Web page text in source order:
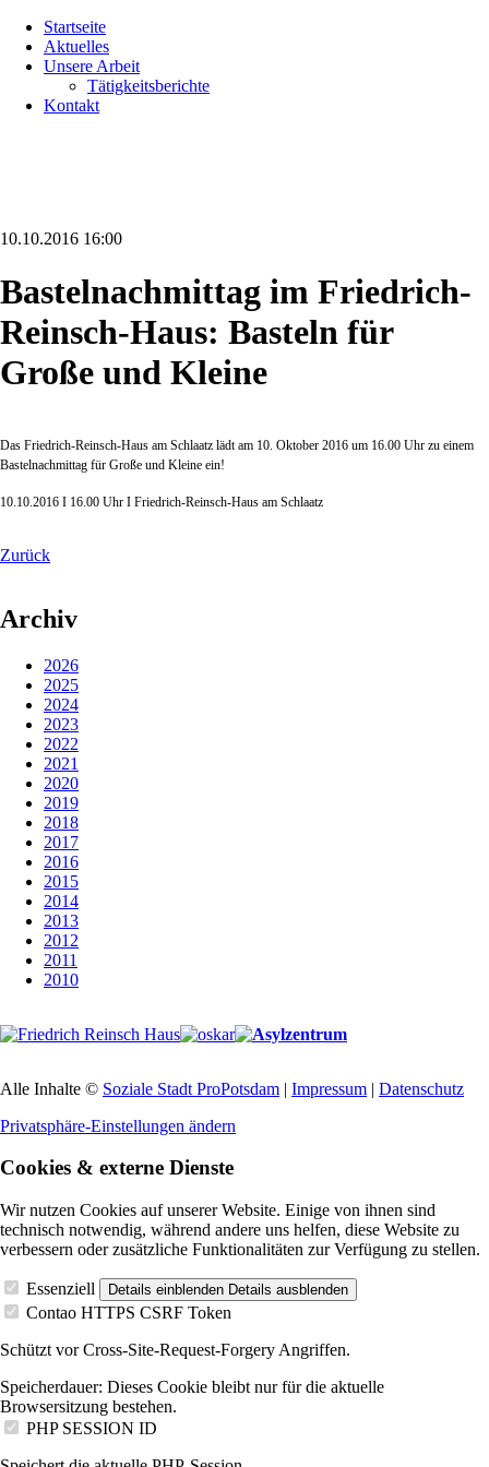
überspringen
Startseite
Aktuelles
Unsere Arbeit
Tätigkeitsberichte
Kontakt
10.10.2016 16:00
Bastelnachmittag im Friedrich-
Reinsch-Haus: Basteln für
Große und Kleine
Das Friedrich-Reinsch-Haus am Schlaatz lädt am 10. Oktober 2016 um 16.00 Uhr zu einem
Bastelnachmittag für Große und Kleine ein!
10.10.2016 I 16.00 Uhr I Friedrich-Reinsch-Haus am Schlaatz
Zurück
Archiv
2026
2025
2024
2023
2022
2021
2020
2019
2018
2017
2016
2015
2014
2013
2012
2011
2010
Alle Inhalte © Soziale Stadt ProPotsdam | Impressum | Datenschutz
Privatsphäre-Einstellungen ändern
Cookies & externe Dienste
Wir nutzen Cookies auf unserer Website. Einige von ihnen sind
technisch notwendig, während andere uns helfen, diese Website zu
verbessern oder zusätzliche Funktionalitäten zur Verfügung zu stellen.
Essenziell Details einblenden Details ausblenden
Contao HTTPS CSRF Token
Schützt vor Cross-Site-Request-Forgery Angriffen.
Speicherdauer: Dieses Cookie bleibt nur für die aktuelle
Browsersitzung bestehen.
PHP SESSION ID